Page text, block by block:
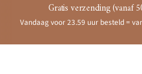
Gratis verzending (vanaf
Vandaag voor 23.59 uur besteld =